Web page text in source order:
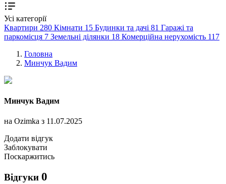
Усі категорії
Квартири 280 Кімнати 15 Будинки та дачі 81 Гаражі та
паркомісця 7 Земельні ділянки 18 Комерційна нерухомість 117
Головна
Минчук Вадим
Минчук Вадим
на Ozimka з 11.07.2025
Додати відгук
Заблокувати
Поскаржитись
Відгуки 0